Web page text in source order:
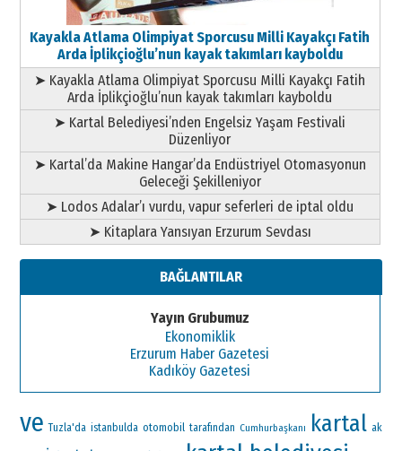
Kayakla Atlama Olimpiyat Sporcusu Milli Kayakçı Fatih
Arda İplikçioğlu’nun kayak takımları kayboldu
➤ Kayakla Atlama Olimpiyat Sporcusu Milli Kayakçı Fatih
Arda İplikçioğlu’nun kayak takımları kayboldu
➤ Kartal Belediyesi’nden Engelsiz Yaşam Festivali
Düzenliyor
➤ Kartal’da Makine Hangar’da Endüstriyel Otomasyonun
Geleceği Şekilleniyor
➤ Lodos Adalar’ı vurdu, vapur seferleri de iptal oldu
➤ Kitaplara Yansıyan Erzurum Sevdası
BAĞLANTILAR
Yayın Grubumuz
Ekonomiklik
Erzurum Haber Gazetesi
Kadıköy Gazetesi
ve Tuzla'da istanbulda otomobil tarafından Cumhurbaşkanı kartal ak